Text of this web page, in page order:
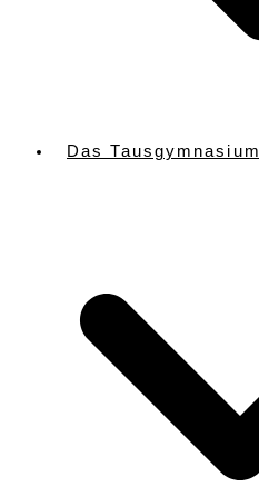
Das Tausgymnasium